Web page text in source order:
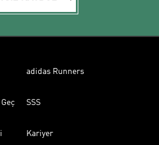
adidas Runners
SSS
Kariyer